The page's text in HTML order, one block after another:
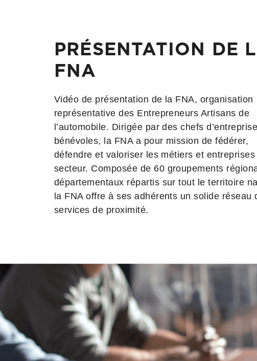
PRÉSENTATION DE
FNA
Vidéo de présentation de la FNA, organisation
représentative des Entrepreneurs Artisans de
l’automobile. Dirigée par des chefs d’entreprise
bénévoles, la FNA a pour mission de fédérer,
défendre et valoriser les métiers et entreprises
secteur. Composée de 60 groupements
départementaux répartis sur tout le territoire
la FNA offre à ses adhérents un solide réseau
services de proximité.